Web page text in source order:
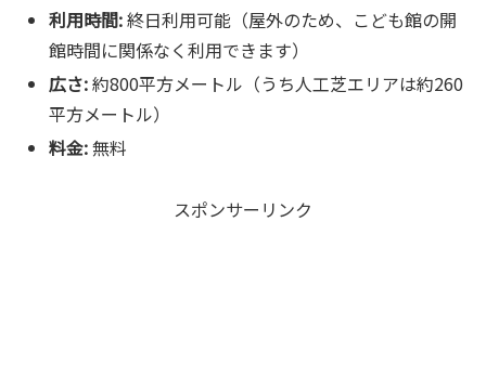
利用時間:終日利用可能（屋外のため、こども館の開
館時間に関係なく利用できます）
広さ:約800平方メートル（うち人工芝エリアは約260
平方メートル）
料金:無料
スポンサーリンク